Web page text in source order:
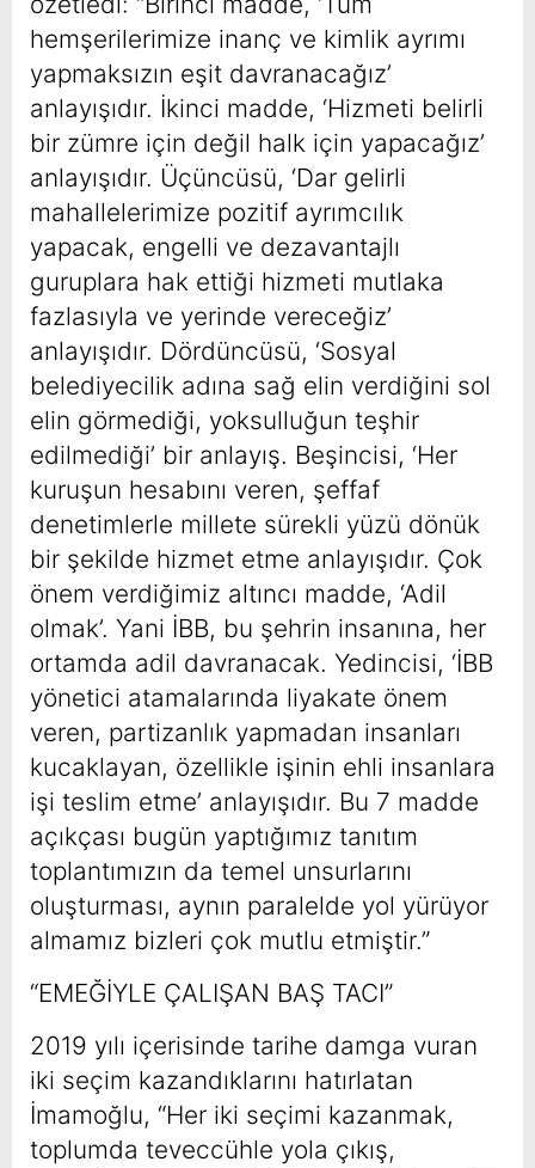
hemşerilerimize inanç ve kimlik ayrımı
yapmaksızın eşit davranacağız’
anlayışıdır. İkinci madde, ‘Hizmeti belirli
bir zümre için değil halk için yapacağız’
anlayışıdır. Üçüncüsü, ‘Dar gelirli
mahallelerimize pozitif ayrımcılık
yapacak, engelli ve dezavantajlı
guruplara hak ettiği hizmeti mutlaka
fazlasıyla ve yerinde vereceğiz’
anlayışıdır. Dördüncüsü, ‘Sosyal
belediyecilik adına sağ elin verdiğini sol
elin görmediği, yoksulluğun teşhir
edilmediği’ bir anlayış. Beşincisi, ‘Her
kuruşun hesabını veren, şeffaf
denetimlerle millete sürekli yüzü dönük
bir şekilde hizmet etme anlayışıdır. Çok
önem verdiğimiz altıncı madde, ‘Adil
olmak’. Yani İBB, bu şehrin insanına, her
ortamda adil davranacak. Yedincisi, ‘İBB
yönetici atamalarında liyakate önem
veren, partizanlık yapmadan insanları
kucaklayan, özellikle işinin ehli insanlara
işi teslim etme’ anlayışıdır. Bu 7 madde
açıkçası bugün yaptığımız tanıtım
toplantımızın da temel unsurlarını
oluşturması, aynın paralelde yol yürüyor
almamız bizleri çok mutlu etmiştir.”
“EMEĞİYLE ÇALIŞAN BAŞ TACI”
2019 yılı içerisinde tarihe damga vuran
iki seçim kazandıklarını hatırlatan
İmamoğlu, “Her iki seçimi kazanmak,
toplumda teveccühle yola çıkış,